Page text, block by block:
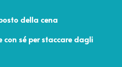
della cena
sé per staccare dagli